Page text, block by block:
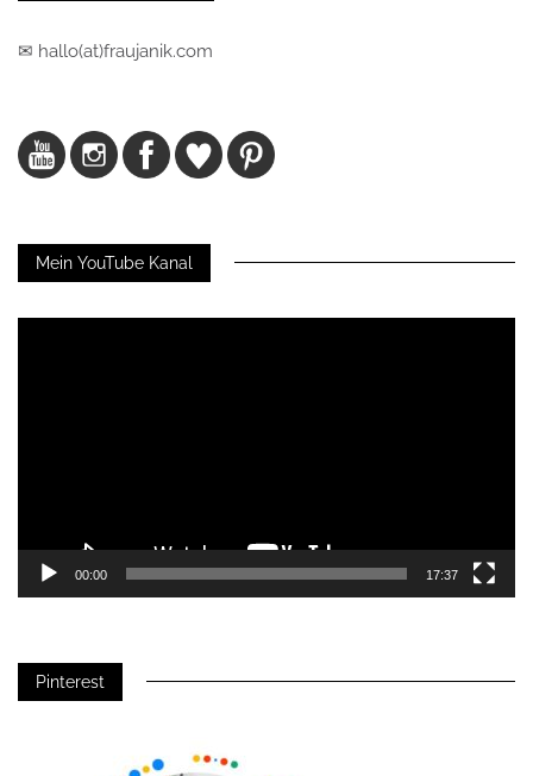
✉ hallo(at)fraujanik.com
Mein YouTube Kanal
00:00 17:37
Pinterest